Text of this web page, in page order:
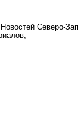
Северо-